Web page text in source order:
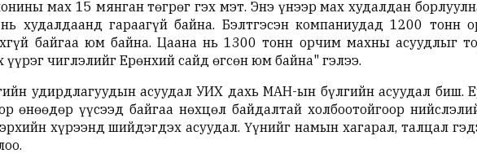
мах 15 мянган төгрөг гэх мэт. Энэ үнээр мах худалдан
худалдаанд гараагүй байна. Бэлтгэсэн компаниудад 1200 тонн
байгаа юм байна. Цаана нь 1300 тонн орчим махны асуудлыг
үүрэг чиглэлийг Ерөнхий сайд өгсөн юм байна" гэлээ.
удирдлагуудын асуудал УИХ дахь МАН-ын бүлгийн асуудал биш.
өнөөдөр үүсээд байгаа нөхцөл байдалтай холбоотойгоор
хүрээнд шийдэгдэх асуудал. Үүнийг намын хагарал, талцал